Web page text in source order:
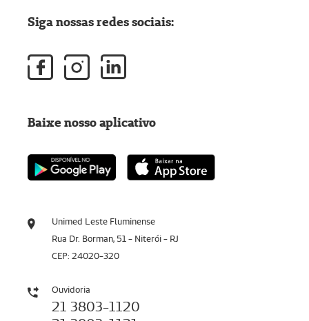
Unimed Leste Fluminense
Rua Dr. Borman, 51 - Niterói - RJ
CEP: 24020-320
Ouvidoria
21 3803-1120
Siga nossas redes sociais:
Baixe nosso aplicativo